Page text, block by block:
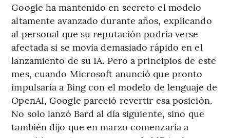
Google ha mantenido en secreto el modelo
altamente avanzado durante años, explicando
al personal que su reputación podría verse
afectada si se movía demasiado rápido en el
lanzamiento de su IA. Pero a principios de este
mes, cuando Microsoft anunció que pronto
impulsaría a Bing con el modelo de lenguaje de
OpenAI, Google pareció revertir esa posición.
No solo lanzó Bard al día siguiente, sino que
también dijo que en marzo comenzaría a